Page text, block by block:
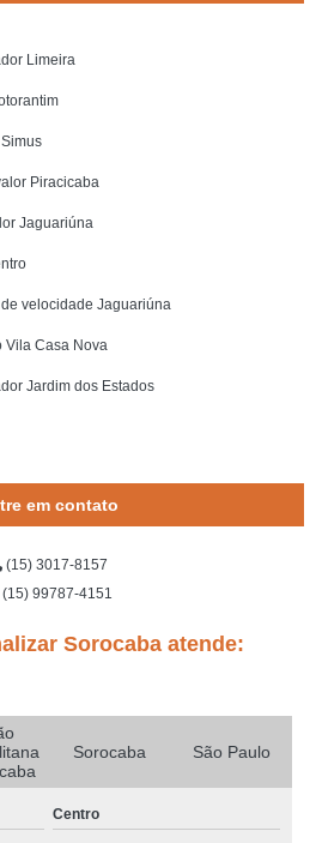
Limeira
Piracicaba
Jaguariúna
velocidade Jaguariúna
Vila Casa Nova
Jardim dos Estados
em contato
(15) 3017-8157
99787-4151
Sorocaba atende:
Sorocaba São Paulo
Centro